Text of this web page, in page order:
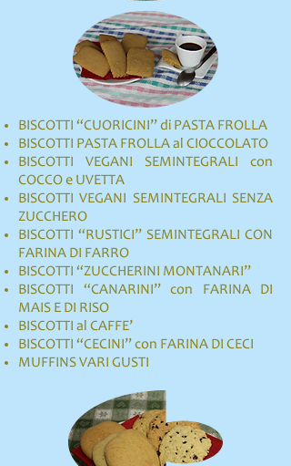
BISCOTTI “CUORICINI” di PASTA FROLLA
BISCOTTI PASTA FROLLA al CIOCCOLATO
BISCOTTI
VEGANI SEMINTEGRALI con
COCCO e UVETTA
BISCOTTI
VEGANI SEMINTEGRALI SENZA
ZUCCHERO
BISCOTTI “RUSTICI” SEMINTEGRALI CON
FARINA DI FARRO
BISCOTTI “ZUCCHERINI MONTANARI”
BISCOTTI
“CANARINI” con FARINA DI
MAIS E DI RISO
BISCOTTI al CAFFE’
BISCOTTI “CECINI” con FARINA DI CECI
MUFFINS VARI GUSTI